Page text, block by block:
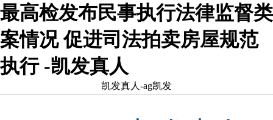
最高检发布民事执行法律监督类
案情况 促进司法拍卖房屋规范
执行 -凯发真人
凯发真人-ag凯发